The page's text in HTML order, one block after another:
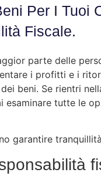
Per I Tuoi
Fiscale.
parte delle
i profitti e i
beni. Se rientri
esaminare tutte le
garantire